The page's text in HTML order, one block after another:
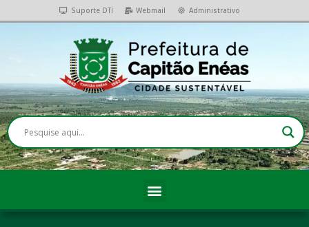
Suporte DTI Webmail Administrativo